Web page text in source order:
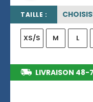
TAILLE :
XS/S M L
LIVRAISON 48-